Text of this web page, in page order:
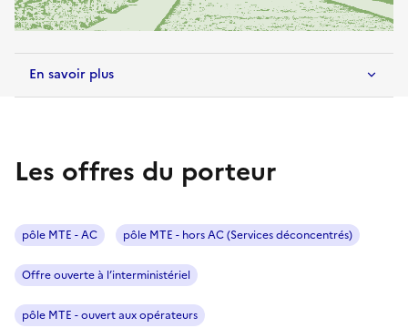
En savoir plus
Les offres du porteur
pôle MTE - AC pôle MTE - hors AC (Services déconcentrés)
Offre ouverte à l’interministériel
pôle MTE - ouvert aux opérateurs